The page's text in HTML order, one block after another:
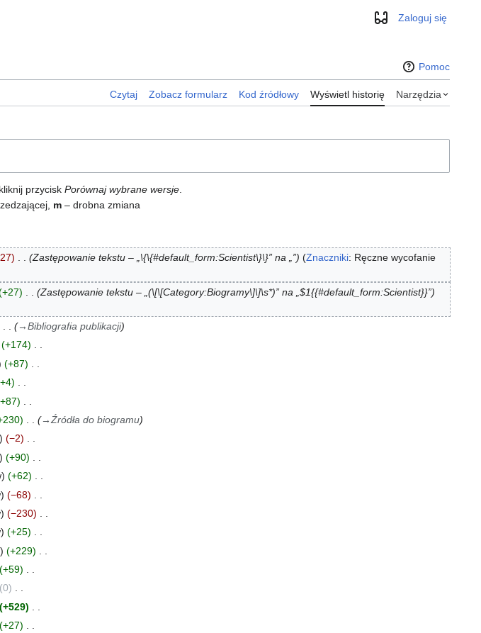
WyglądZaloguj się
Pomoc
Czytaj Zobacz formularz Kod źródłowy Wyświetl historię Narzędzia
przycisk Porównaj wybrane wersje
m – drobna zmiana
Zastępowanie tekstu – „\{\{#default_form:Scientist\}\}” na „” Znaczniki: Ręczne wycofanie
+27
Zastępowanie tekstu – „(\[\[Category:Biogramy\]\]\s*)” na „$1{{#default_form:Scientist}}”
→Bibliografia publikacji
+174
+87
+4
+87
→Źródła do biogramu
−2
+90
+62
−68
−230
+25
+229
+59
0
+529
+27